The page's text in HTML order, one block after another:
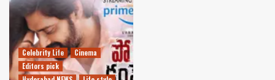
Celebrity Life
Cinema
Editors pick